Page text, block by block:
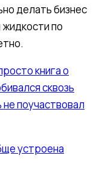
делать бизнес
жидкости по
книга о
сквозь
поучаствовал
устроена